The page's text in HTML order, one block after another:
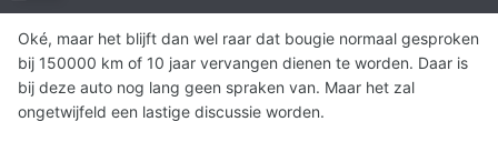
Oké, maar het blijft dan wel raar dat bougie normaal gesproken
bij 150000 km of 10 jaar vervangen dienen te worden. Daar is
bij deze auto nog lang geen spraken van. Maar het zal
ongetwijfeld een lastige discussie worden.